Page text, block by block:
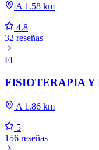
A 1.58 km
4.8
32 reseñas
FI
FISIOTERAPIA
A 1.86 km
5
156 reseñas